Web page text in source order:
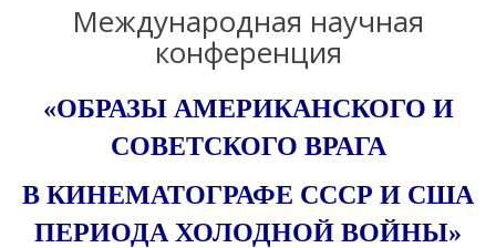
Международная научная
конференция
«ОБРАЗЫ АМЕРИКАНСКОГО И
СОВЕТСКОГО ВРАГА
В КИНЕМАТОГРАФЕ СССР И США
ПЕРИОДА ХОЛОДНОЙ ВОЙНЫ»